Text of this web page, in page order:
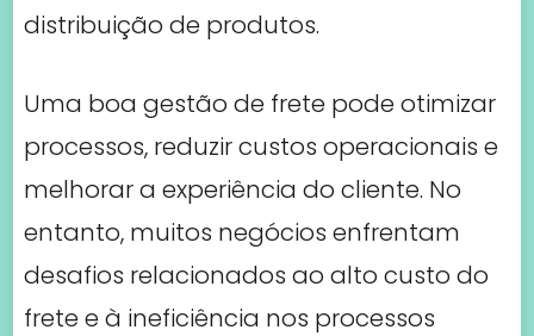
distribuição de produtos.
Uma boa gestão de frete pode otimizar
processos, reduzir custos operacionais e
melhorar a experiência do cliente. No
entanto, muitos negócios enfrentam
desafios relacionados ao alto custo do
frete e à ineficiência nos processos